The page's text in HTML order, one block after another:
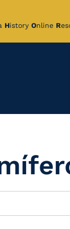
History Online R